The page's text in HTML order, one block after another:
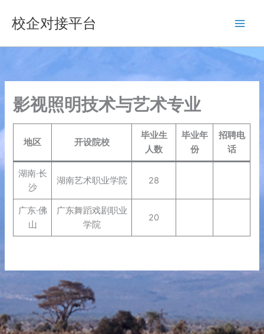
容
校企对接平台
影视照明技术与艺术专业
地区 开设院校
毕业生
人数
毕业年
份
招聘电
话
湖南·长
沙
湖南艺术职业学院 28
广东·佛
山
广东舞蹈戏剧职业
学院
20